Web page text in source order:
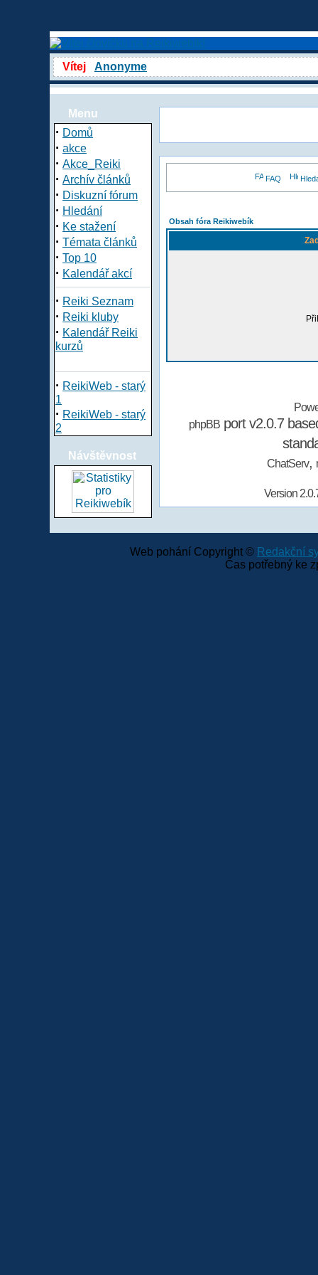
Vítej Anonyme
Menu
· Domů
· akce
· Akce_Reiki
· Archív článků
· Diskuzní fórum
· Hledání
· Ke stažení
· Témata článků
· Top 10
· Kalendář akcí
· Reiki Seznam
· Reiki kluby
· Kalendář Reiki
kurzů
· ReikiWeb - starý
1
· ReikiWeb - starý
2
Návštěvnost
FAQ
Obsah fóra Reikiwebík
phpBBport v2.0.7
ChatServ,
Version
Web pohání Copyright © Redakční
Čas potřebný ke